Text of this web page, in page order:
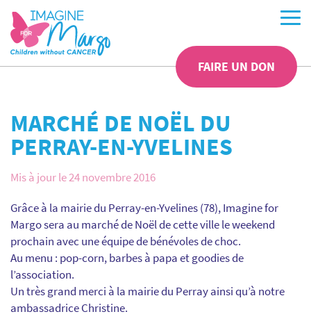
FAIRE UN DON
MARCHÉ DE NOËL DU
PERRAY-EN-YVELINES
Mis à jour le 24 novembre 2016
Grâce à la mairie du Perray-en-Yvelines (78), Imagine for
Margo sera au marché de Noël de cette ville le weekend
prochain avec une équipe de bénévoles de choc.
Au menu : pop-corn, barbes à papa et goodies de
l’association.
Un très grand merci à la mairie du Perray ainsi qu’à notre
ambassadrice Christine.